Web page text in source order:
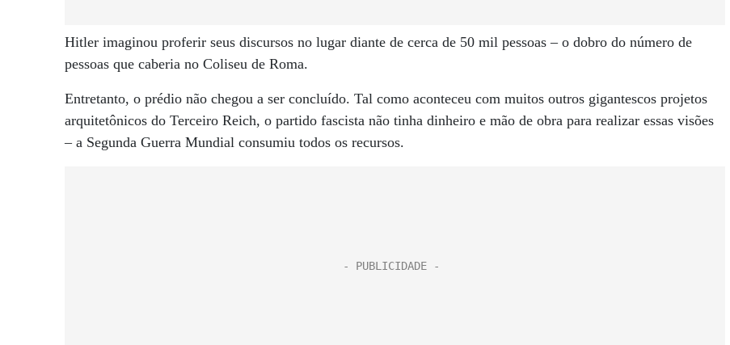
Hitler imaginou proferir seus discursos no lugar diante de cerca de 50 mil pessoas – o dobro do número de
pessoas que caberia no Coliseu de Roma.
Entretanto, o prédio não chegou a ser concluído. Tal como aconteceu com muitos outros gigantescos projetos
arquitetônicos do Terceiro Reich, o partido fascista não tinha dinheiro e mão de obra para realizar essas visões
– a Segunda Guerra Mundial consumiu todos os recursos.